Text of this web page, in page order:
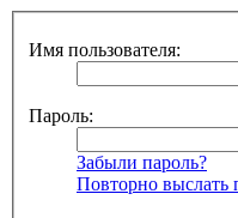
Имя пользователя:
Пароль:
Забыли пароль?
Повторно выслать